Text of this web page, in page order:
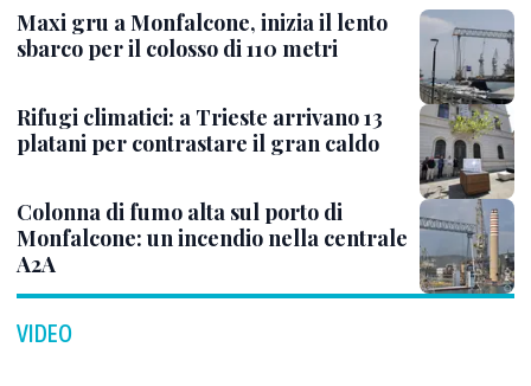
Maxi gru a Monfalcone, inizia il lento
sbarco per il colosso di 110 metri
Rifugi climatici: a Trieste arrivano 13
platani per contrastare il gran caldo
Colonna di fumo alta sul porto di
Monfalcone: un incendio nella centrale
A2A
VIDEO